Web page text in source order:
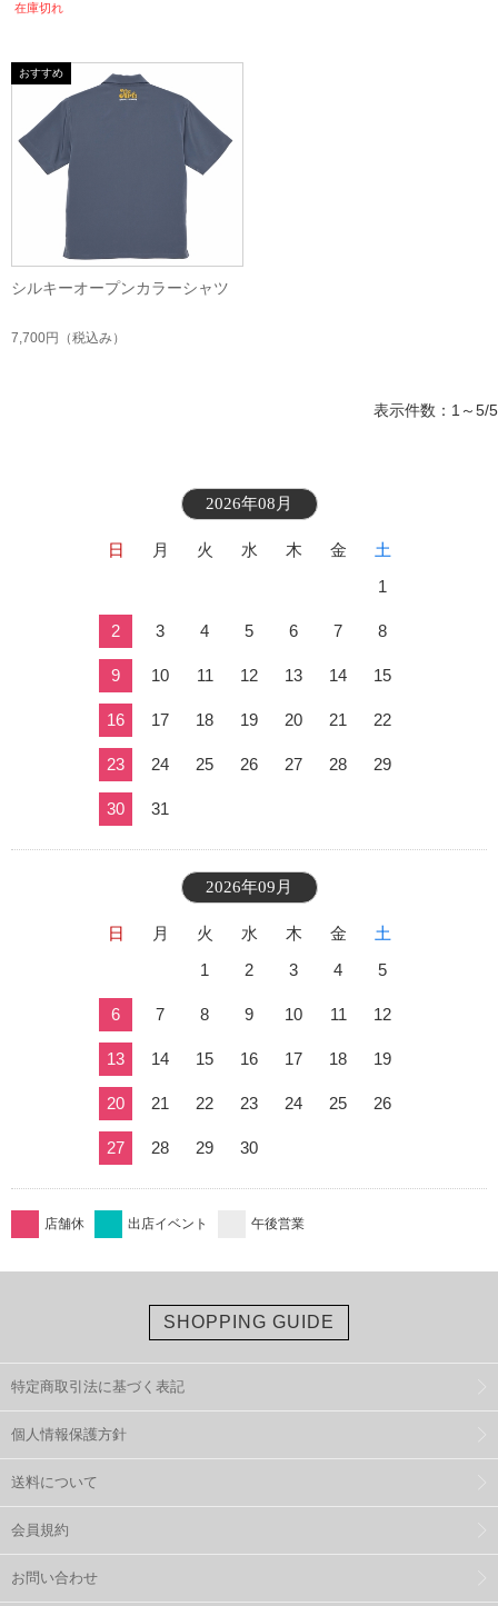
在庫切れ
シルキーオープンカラーシャツ
7,700円 （税込み）
表示件数：1～5/5
2026年08月
日 月 火 水 木 金
土
1
2 3 4 5 6 7 8
9 10 11 12 13 14 15
16 17 18 19 20 21 22
23 24 25 26 27 28 29
30 31
2026年09月
日 月 火 水 木 金
土
1
2 3 4 5
6 7 8 9 10 11 12
13 14 15 16 17 18 19
20 21 22 23 24 25 26
27 28 29 30
店舗休 出店イベント 午後営業
SHOPPING GUIDE
特定商取引法に基づく表記
個人情報保護方針
送料について
会員規約
お問い合わせ